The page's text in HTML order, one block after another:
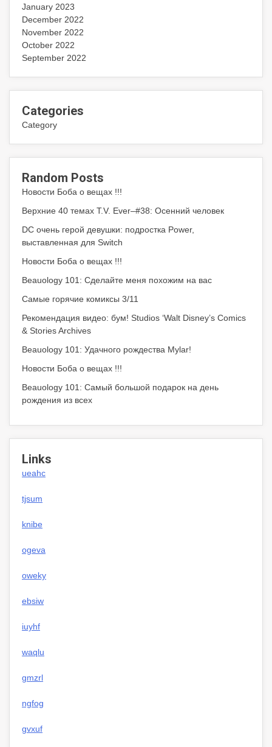
January 2023
December 2022
November 2022
October 2022
September 2022
Categories
Category
Random Posts
Новости Боба о вещах !!!
Верхние 40 темах T.V. Ever–#38: Осенний человек
DC очень герой девушки: подростка Power,
выставленная для Switch
Новости Боба о вещах !!!
Beauology 101: Сделайте меня похожим на вас
Самые горячие комиксы 3/11
Рекомендация видео: бум! Studios ‘Walt Disney’s Comics
& Stories Archives
Beauology 101: Удачного рождества Mylar!
Новости Боба о вещах !!!
Beauology 101: Самый большой подарок на день
рождения из всех
Links
ueahc
tjsum
knibe
ogeva
oweky
ebsiw
iuyhf
waqlu
gmzrl
ngfog
gvxuf